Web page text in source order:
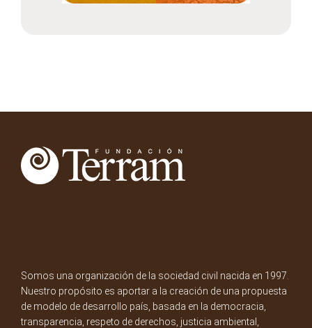
Somos una organización de la sociedad civil nacida en 1997.
Nuestro propósito es aportar a la creación de una propuesta
de modelo de desarrollo país, basada en la democracia,
transparencia, respeto de derechos, justicia ambiental,